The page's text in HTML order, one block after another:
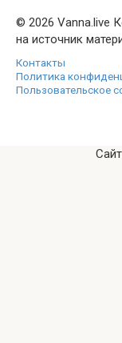
© 2026 Vanna.live
на источник
Контакты
Политика
Пользовательское